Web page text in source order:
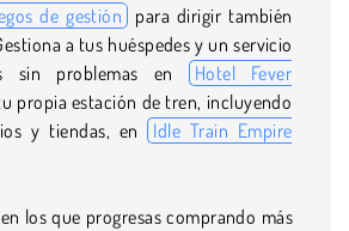
de gestión
para dirigir también
a tus huéspedes y un servicio
sin problemas en
Hotel Fever
propia estación de tren, incluyendo
y tiendas, en Idle Train Empire
los que progresas comprando más